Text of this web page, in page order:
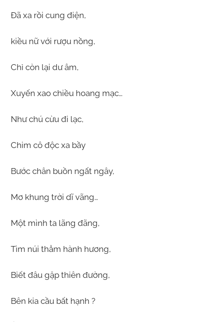
Đã xa rồi cung điện,
kiều nữ với rượu nồng,
Chỉ còn lại dư âm,
Xuyến xao chiều hoang mạc…
Như chú cừu đi lạc,
Chim cô độc xa bầy
Bước chân buồn ngất ngây,
Mơ khung trời dĩ vãng…
Một mình ta lãng đãng,
Tìm núi thẳm hành hương,
Biết đâu gặp thiên đường,
Bên kia cầu bất hạnh ?